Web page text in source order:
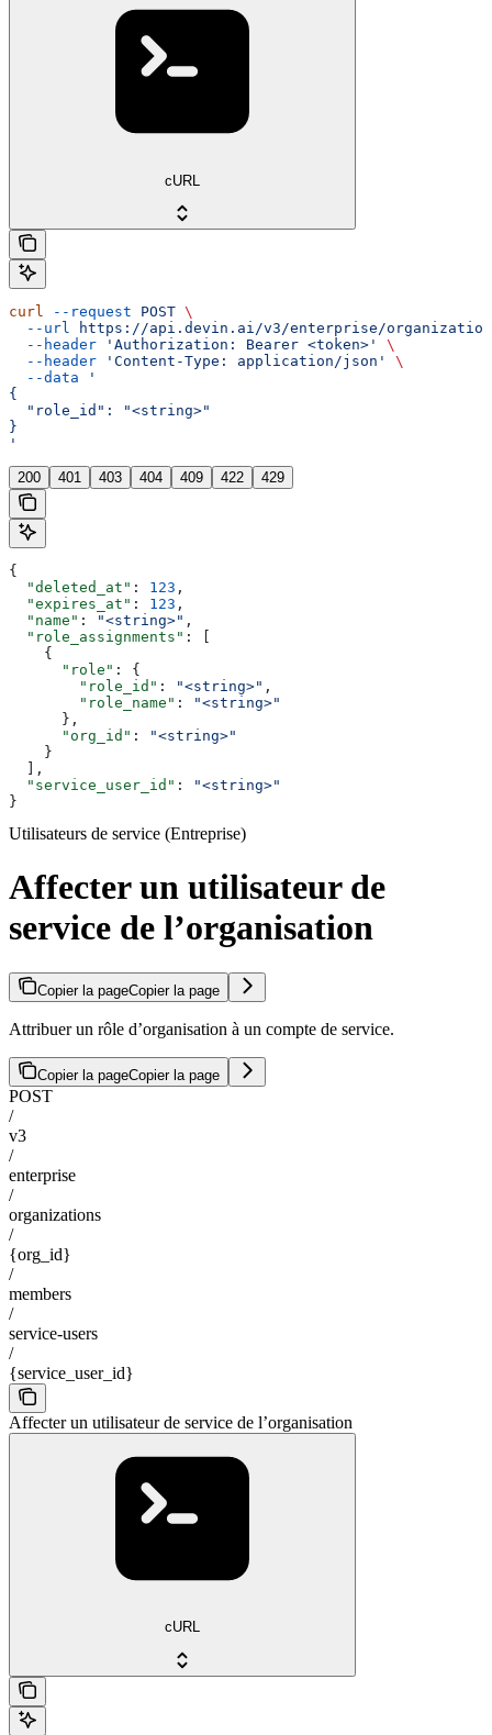
cURL
curl --request POST \
  --url
https://api.devin.ai/v3/enterprise/
  --header
'Authorization: Bearer <token>'
\
  --header
'Content-Type: application/json'
\
  --data
'
{
  "role_id": "<string>"
}
'
200 401 403 404 409 422 429
{
  "deleted_at"
: 123 ,
  "expires_at"
: 123 ,
  "name"
: "<string>" ,
  "role_assignments"
: [
    {
      "role"
: {
        "role_id"
: "<string>" ,
        "role_name"
:
"<string>"
      },
      "org_id"
:
"<string>"
    }
  ],
  "service_user_id"
:
"<string>"
}
Utilisateurs de service (Entreprise)
Affecter un utilisateur de
service de l’organisation
Copier la pageCopier la page
Attribuer un rôle d’organisation à un compte de service.
Copier la pageCopier la page
POST
/
v3
/
enterprise
/
organizations
/
{org_id}
/
members
/
service-users
/
{service_user_id}
Affecter un utilisateur de service de l’organisation
cURL